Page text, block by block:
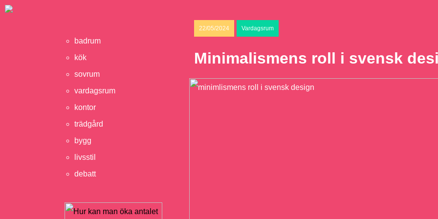
22/05/2024 Vardagsrum
Minimalismens roll i svensk
badrum
kök
sovrum
vardagsrum
kontor
trädgård
bygg
livsstil
debatt